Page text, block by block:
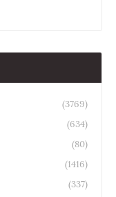
(3769)
(634)
(80)
(1416)
(337)